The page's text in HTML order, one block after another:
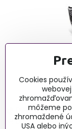
0915 732 190,
Cookies
môžeme
zhromaždené
USA alebo